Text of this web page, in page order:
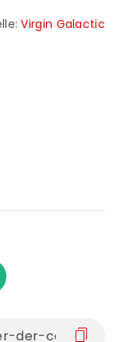
Virgin Galactic